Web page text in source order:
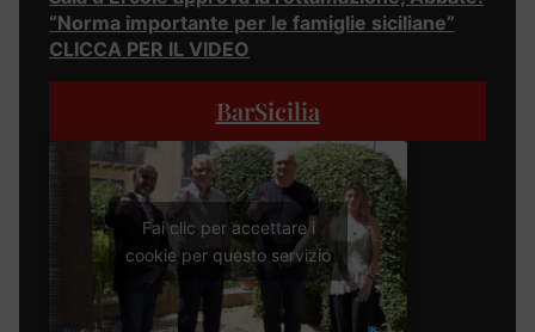
“Norma importante per le famiglie siciliane”
CLICCA PER IL VIDEO
BarSicilia
Fai clic per accettare i
cookie per questo servizio